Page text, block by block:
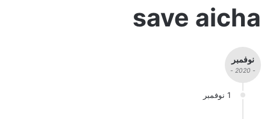
save aicha
نوفمبر
- 2020 -
1 نوفمبر